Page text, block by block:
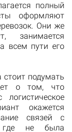
полный
оформляют
Они же
занимается
всем пути его
стоит подумать
о том, что
окажется
связей с
где не была